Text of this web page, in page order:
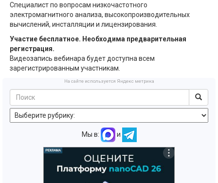
Специалист по вопросам низкочастотного
электромагнитного анализа, высокопроизводительных
вычислений, инсталляции и лицензирования.
Участие бесплатное. Необходима предварительная
регистрация.
Видеозапись вебинара будет доступна всем
зарегистрированным участникам.
На сайте используется Яндекс метрика
Мы в: и